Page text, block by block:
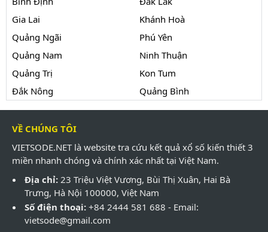
Gia Lai
Khánh Hoà
Quảng Ngãi
Phú Yên
Quảng Nam
Ninh Thuận
Quảng Trị
Kon Tum
Đắk Nông
Quảng Bình
VỀ CHÚNG TÔI
VIETSODE.NET là website tra cứu kết quả xổ số kiến thiết 3
miền nhanh chóng và chính xác nhất tại Việt Nam.
Địa chỉ: 23 Triệu Việt Vương, Bùi Thị Xuân, Hai Bà
Trưng, Hà Nội 100000, Việt Nam
Số điện thoại: +84 2444 581 688 - Email:
vietsode@gmail.com